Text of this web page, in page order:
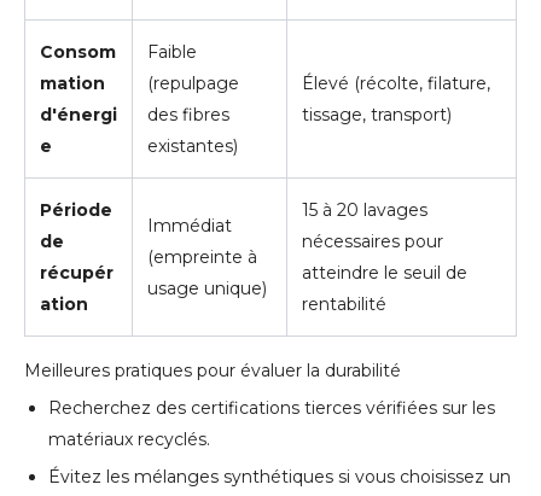
Consom
mation
d'énergi
e
Faible
(repulpage
des fibres
existantes)
Élevé (récolte, filature,
tissage, transport)
Période
de
récupér
ation
Immédiat
(empreinte à
usage unique)
15 à 20 lavages
nécessaires pour
atteindre le seuil de
rentabilité
Meilleures pratiques pour évaluer la durabilité
Recherchez des certifications tierces vérifiées sur les
matériaux recyclés.
Évitez les mélanges synthétiques si vous choisissez un